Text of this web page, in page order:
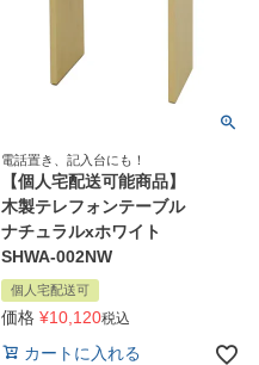
電話置き、記入台にも！
【個人宅配送可能商品】
木製テレフォンテーブル
ナチュラルxホワイト
SHWA-002NW
個人宅配送可
価格 ¥10,120税込
カートに入れる